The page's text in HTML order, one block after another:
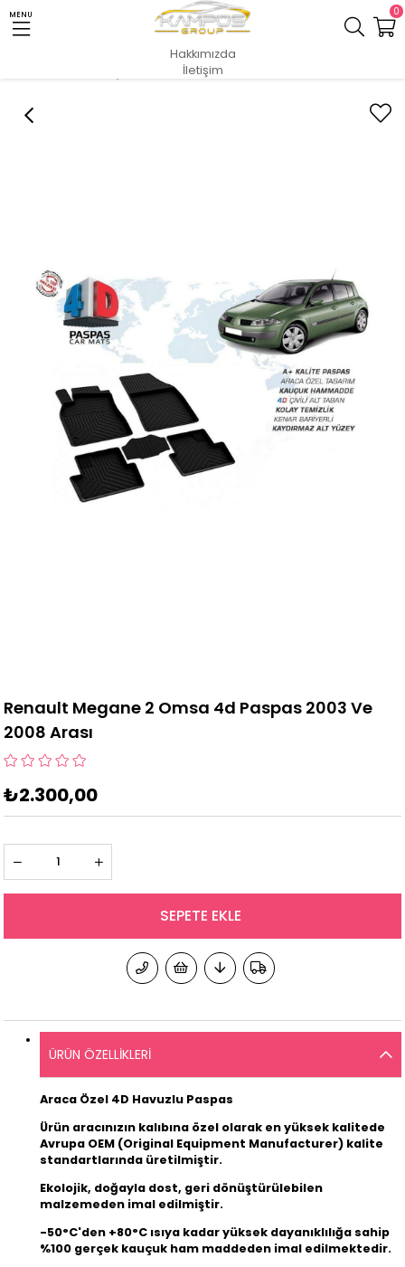
MENU
Hakkımızda
İletişim
0
İÇ & DIŞ AKSESUAR 4D ARACA ÖZEL PASPASLAR
Renault Megane 2 Omsa 4d Paspas 2003 Ve
2008 Arası
₺2.300,00
ÜRÜN ÖZELLIKLERI
Araca Özel 4D Havuzlu Paspas
Ürün aracınızın kalıbına özel olarak en yüksek kalitede
Avrupa OEM (Original Equipment Manufacturer) kalite
standartlarında üretilmiştir.
Ekolojik, doğayla dost, geri dönüştürülebilen
malzemeden imal edilmiştir.
-50°C'den +80°C ısıya kadar yüksek dayanıklılığa sahip
%100 gerçek kauçuk ham maddeden imal edilmektedir.